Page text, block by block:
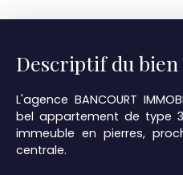
Descriptif du bien
L'agence BANCOURT
bel appartement de type
immeuble en pierres,
centrale.